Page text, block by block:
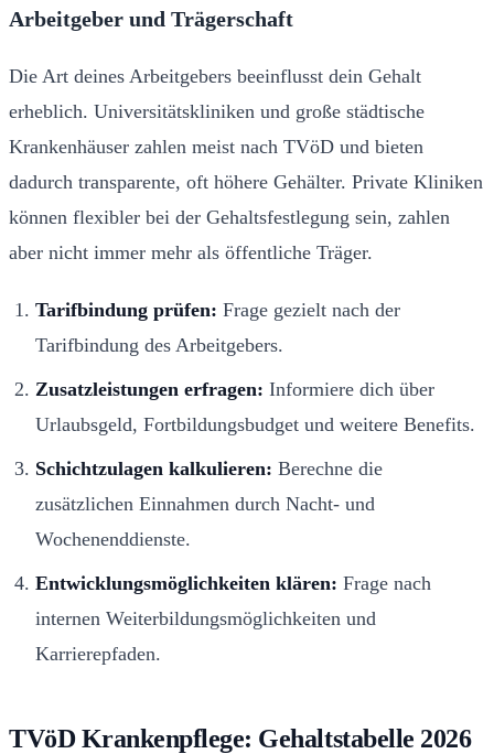
Arbeitgeber und Trägerschaft
Die Art deines Arbeitgebers beeinflusst dein Gehalt
erheblich. Universitätskliniken und große städtische
Krankenhäuser zahlen meist nach TVöD und bieten
dadurch transparente, oft höhere Gehälter. Private Kliniken
können flexibler bei der Gehaltsfestlegung sein, zahlen
aber nicht immer mehr als öffentliche Träger.
Tarifbindung prüfen: Frage gezielt nach der
Tarifbindung des Arbeitgebers.
Zusatzleistungen erfragen: Informiere dich über
Urlaubsgeld, Fortbildungsbudget und weitere Benefits.
Schichtzulagen kalkulieren: Berechne die
zusätzlichen Einnahmen durch Nacht- und
Wochenenddienste.
Entwicklungsmöglichkeiten klären: Frage nach
internen Weiterbildungsmöglichkeiten und
Karrierepfaden.
TVöD Krankenpflege: Gehaltstabelle 2026